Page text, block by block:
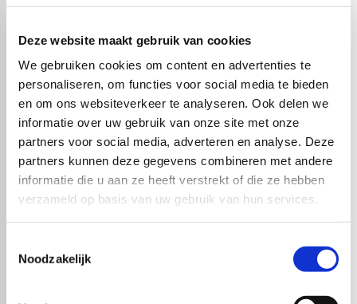
Deze website maakt gebruik van cookies
We gebruiken cookies om content en advertenties te
personaliseren, om functies voor social media te bieden
en om ons websiteverkeer te analyseren. Ook delen we
informatie over uw gebruik van onze site met onze
partners voor social media, adverteren en analyse. Deze
partners kunnen deze gegevens combineren met andere
informatie die u aan ze heeft verstrekt of die ze hebben
verzameld op basis van uw gebruik van hun services.
Noodzakelijk
Haakboeken